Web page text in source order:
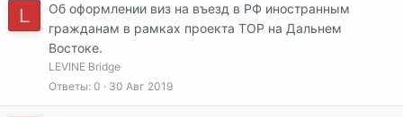
L
Об оформлении виз на въезд в РФ иностранным
гражданам в рамках проекта ТОР на Дальнем
Востоке.
LEVINE Bridge
Ответы 0 30 Авг 2019